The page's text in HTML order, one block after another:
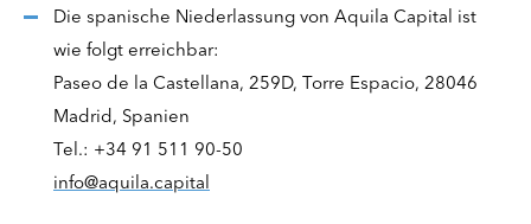
Die spanische Niederlassung von Aquila Capital ist
wie folgt erreichbar:
Paseo de la Castellana, 259D, Torre Espacio, 28046
Madrid, Spanien
Tel.: +34 91 511 90-50
info@aquila.capital